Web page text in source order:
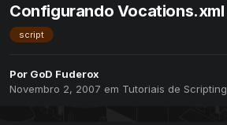
Configurando Vocations.xml
script
Por GoD Fuderox
Novembro 2, 2007 em Tutoriais de Scripting